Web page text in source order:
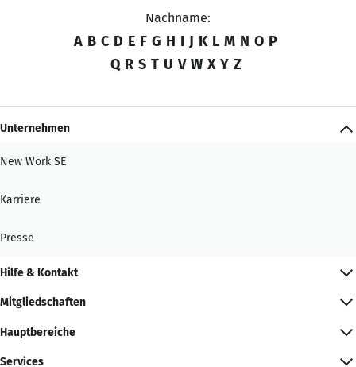
Nachname:
A B C D E F G H I J K L M N O P
Q R S T U V W X Y Z
Unternehmen
New Work SE
Karriere
Presse
Hilfe & Kontakt
Mitgliedschaften
Hauptbereiche
Services